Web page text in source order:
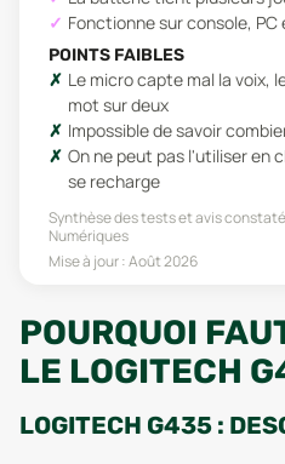
Fonctionne sur console,
POINTS FAIBLES
Le micro capte mal la voix,
mot sur deux
Impossible de savoir
On ne peut pas l'utiliser en
se recharge
Synthèse des tests et avis
Numériques
Mise à jour :Août 2026
POURQUOI
LE LOGITECH
LOGITECH G435 :